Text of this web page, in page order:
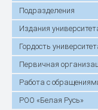
Подразделения
Издания
Гордость
Первичная
Работа с
РОО «Белая Русь»